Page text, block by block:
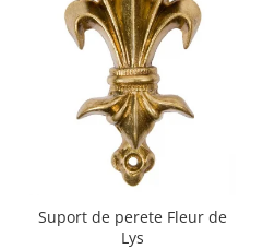
Suport de perete Fleur de
Lys